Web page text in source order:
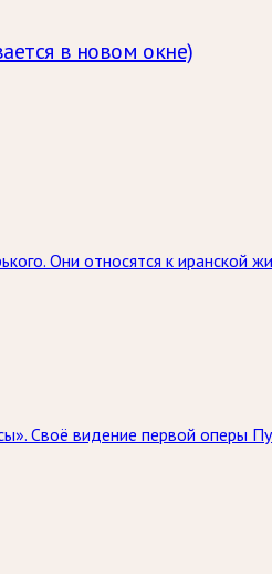
в новом окне)
Они относятся к иранской
Своё видение первой оперы